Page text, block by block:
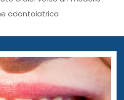
odontoiatrica